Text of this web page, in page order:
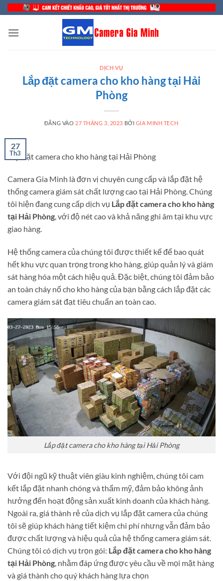
Bỏ
qua
nội
DỊCH VỤ
Lắp đặt camera cho kho hàng tại Hải
Phòng
ĐĂNG VÀO 27 THÁNG 3, 2023 BỞI GIA MINH TECH
27
Th3
Lắp đặt camera cho kho hàng tại Hải Phòng
Camera Gia Minh là đơn vị chuyên cung cấp và lắp đặt hệ
thống camera giám sát chất lượng cao tại Hải Phòng. Chúng
tôi hiện đang cung cấp dịch vụ Lắp đặt camera cho kho hàng
tại Hải Phòng, với độ nét cao và khả năng ghi âm tại khu vực
giao hàng.
Hệ thống camera của chúng tôi được thiết kế để bao quát
hết khu vực quan trọng trong kho hàng, giúp quản lý và giám
sát hàng hóa một cách hiệu quả. Đặc biệt, chúng tôi đảm bảo
an toàn cháy nổ cho kho hàng của bạn bằng cách lắp đặt các
camera giám sát đạt tiêu chuẩn an toàn cao.
Lắp đặt camera cho kho hàng tại Hải Phòng
Với đội ngũ kỹ thuật viên giàu kinh nghiệm, chúng tôi cam
kết lắp đặt nhanh chóng và thẩm mỹ, đảm bảo không ảnh
hưởng đến hoạt động sản xuất kinh doanh của khách hàng.
Ngoài ra, giá thành rẻ của dịch vụ lắp đặt camera của chúng
tôi sẽ giúp khách hàng tiết kiệm chi phí nhưng vẫn đảm bảo
được chất lượng và hiệu quả của hệ thống camera giám sát.
Chúng tôi có dịch vụ trọn gói: Lắp đặt camera cho kho hàng
tại Hải Phòng, nhằm đáp ứng được yêu cầu về mọi mặt hàng
và giá thành cho quý khách hàng lựa chọn